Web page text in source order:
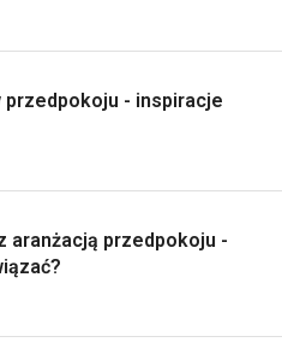
przedpokoju - inspiracje
aranżacją przedpokoju -